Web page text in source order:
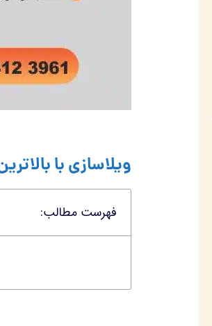
ویلاسازی با
فهرست مطالب: